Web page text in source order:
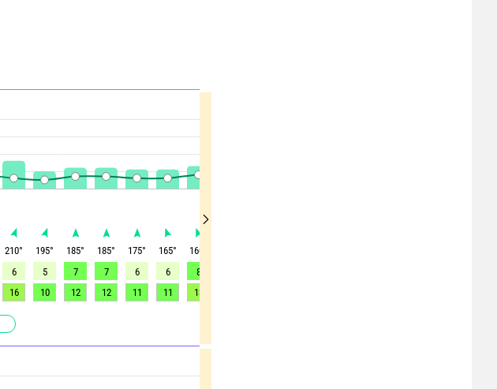
210° 195° 185° 185° 175° 165° 160
6 5 7 7 6 6 8
16 10 12 12 11 11 13